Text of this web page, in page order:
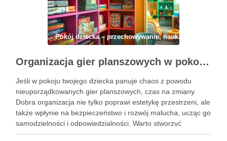
Pokój dziecka – przechowywanie, nauka i codzienny
Organizacja gier planszowych w pokoju dziecka: jak połączyć porządek, bezpieczeństwo i rozwój na co dzień
Jeśli w pokoju twojego dziecka panuje chaos z powodu
nieuporządkowanych gier planszowych, czas na zmiany.
Dobra organizacja nie tylko poprawi estetykę przestrzeni, ale
także wpłynie na bezpieczeństwo i rozwój malucha, ucząc go
samodzielności i odpowiedzialności. Warto stworzyć
funkcjonalne miejsce do przechowywania gier, które będzie